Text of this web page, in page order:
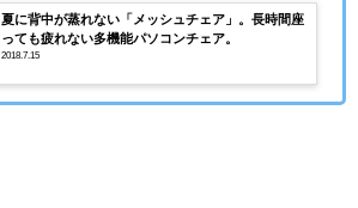
夏に背中が蒸れない「メッシュチェア」。長時間座
っても疲れない多機能パソコンチェア。
2018.7.15